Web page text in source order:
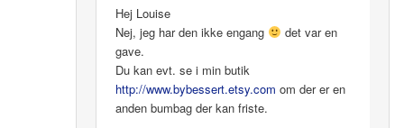
Hej Louise
Nej, jeg har den ikke engang
det var en
gave.
Du kan evt. se i min butik
http://www.bybessert.etsy.com om der er en
anden bumbag der kan friste.